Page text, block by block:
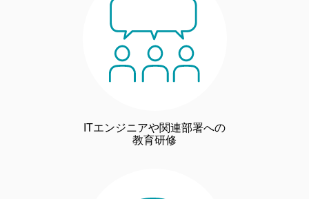
ITエンジニアや関連部署への
教育研修